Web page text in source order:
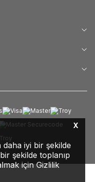
X
iyi bir şekilde
şekilde toplanıp
için Gizlilik